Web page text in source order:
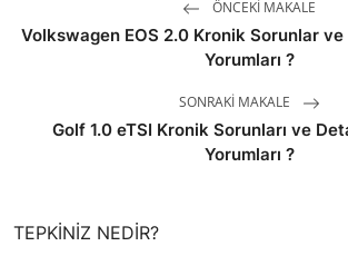
ÖNCEKI MAKALE
Volkswagen EOS 2.0 Kronik Sorunlar ve
Yorumları ?
SONRAKI MAKALE
Golf 1.0 eTSI Kronik Sorunları ve
Yorumları ?
TEPKINIZ NEDIR?